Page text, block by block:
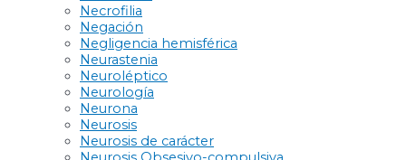
Necrofilia
Negación
Negligencia hemisférica
Neurastenia
Neuroléptico
Neurología
Neurona
Neurosis
Neurosis de carácter